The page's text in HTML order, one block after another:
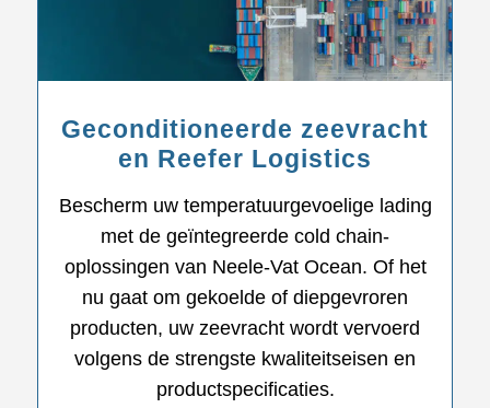
Geconditioneerde zeevracht
en Reefer Logistics
Bescherm uw temperatuurgevoelige lading
met de geïntegreerde cold chain-
oplossingen van Neele-Vat Ocean. Of het
nu gaat om gekoelde of diepgevroren
producten, uw zeevracht wordt vervoerd
volgens de strengste kwaliteitseisen en
productspecificaties.